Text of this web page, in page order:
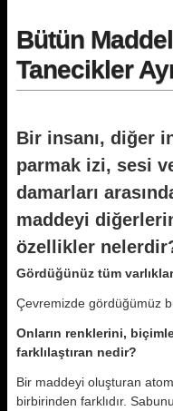
Bütün
Tanecikler
Bir insanı, diğer
parmak izi, sesi
damarları
maddeyi
özellikler
Gördüğünüz tüm
Çevremizde gördüğümüz
Onların renklerini,
farklılaştıran nedir?
Bir maddeyi oluşturan
birbirinden farklıdır.